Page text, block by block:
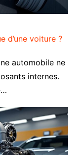
d’une voiture ?
automobile ne
internes.